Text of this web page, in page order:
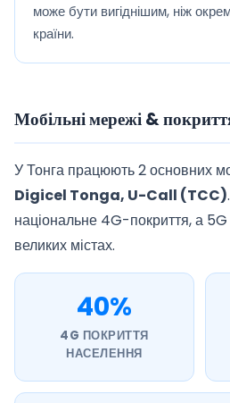
може бути вигіднішим, ніж
країни.
Мобільні мережі &
У Тонга працюють 2 основних
Digicel Tonga, U-Call (TCC)
національне 4G-покриття, а
великих містах.
40%
4G ПОКРИТТЯ
НАСЕЛЕННЯ